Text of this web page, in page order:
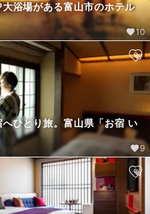
浴場がある富山市のホテル
10
ひとり旅。富山県「お宿 い
9